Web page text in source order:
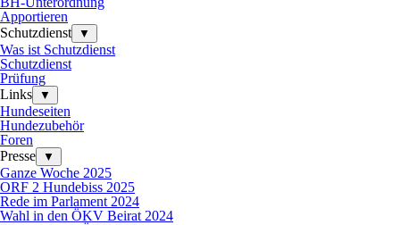
Apportieren
Schutzdienst
▼
Was ist Schutzdienst
Schutzdienst
Prüfung
Links
▼
Hundeseiten
Hundezubehör
Foren
Presse
▼
Ganze Woche 2025
ORF 2 Hundebiss 2025
Rede im Parlament 2024
Wahl in den ÖKV Beirat 2024